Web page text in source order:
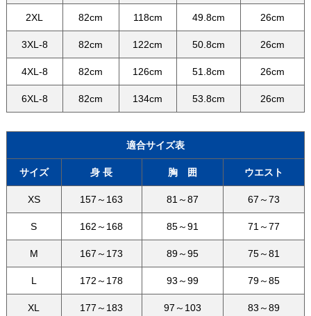
2XL 82cm 118cm 49.8cm 26cm
3XL-8 82cm 122cm 50.8cm 26cm
4XL-8 82cm 126cm 51.8cm 26cm
6XL-8 82cm 134cm 53.8cm 26cm
適合サイズ表
サイズ 身 長 胸 囲 ウエスト
XS 157～163 81～87 67～73
S 162～168 85～91 71～77
M 167～173 89～95 75～81
L 172～178 93～99 79～85
XL 177～183 97～103 83～89